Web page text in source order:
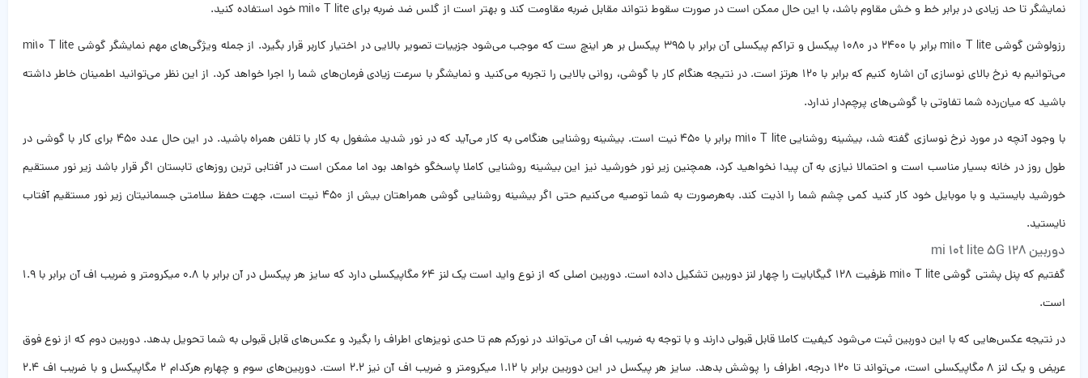
نمایشگر تا حد زیادی در برابر خط و خش مقاوم باشد، با این حال ممکن است در صورت سقوط نتواند مقابل ضربه مقاومت کند و بهتر است از گلس ضد ضربه برای mi10 T lite خود استفاده کنید.
رزولوشن گوشی mi10 T lite برابر با ۲۴۰۰ در ۱۰۸۰ پیکسل و تراکم پیکسلی آن برابر با ۳۹۵ پیکسل بر هر اینچ ست که موجب می‌شود جزییات تصویر بالایی در اختیار کاربر قرار بگیرد. از جمله ویژگی‌های مهم نمایشگر گوشی mi10 T lite
می‌توانیم به نرخ بالای نوسازی آن اشاره کنیم که برابر با ۱۲۰ هرتز است. در نتیجه هنگام کار با گوشی، روانی بالایی را تجربه می‌کنید و نمایشگر با سرعت زیادی فرمان‌های شما را اجرا خواهد کرد. از این نظر می‌توانید اطمینان خاطر داشته
باشید که میان‌رده شما تفاوتی با گوشی‌های پرچم‌دار ندارد.
با وجود آنچه در مورد نرخ نوسازی گفته شد، بیشینه روشنایی mi10 T lite برابر با ۴۵۰ نیت است. بیشینه روشنایی هنگامی به کار می‌آید که در نور شدید مشغول به کار با تلفن همراه باشید. در این حال عدد ۴۵۰ برای کار با گوشی در
طول روز در خانه بسیار مناسب است و احتمالا نیازی به آن پیدا نخواهید کرد، همچنین زیر نور خورشید نیز این بیشینه روشنایی کاملا پاسخگو خواهد بود اما ممکن است در آفتابی ترین روزهای تابستان اگر قرار باشد زیر نور مستقیم
خورشید بایستید و با موبایل خود کار کنید کمی چشم شما را اذیت کند. به‌هرصورت به شما توصیه می‌کنیم حتی اگر بیشینه روشنایی گوشی همراهتان بیش از ۴۵۰ نیت است، جهت حفظ سلامتی جسمانیتان زیر نور مستقیم آفتاب
نایستید.
دوربین mi 10t lite 5G 128
گفتیم که پنل پشتی گوشی mi10 T lite ظرفیت 128 گیگابایت را چهار لنز دوربین تشکیل داده است. دوربین اصلی که از نوع واید است یک لنز ۶۴ مگاپیکسلی دارد که سایز هر پیکسل در آن برابر با ۰.۸ میکرومتر و ضریب اف آن برابر با ۱.۹
است.
در نتیجه عکس‌هایی که با این دوربین ثبت می‌شود کیفیت کاملا قابل قبولی دارند و با توجه به ضریب اف آن می‌تواند در نورکم هم تا حدی نویزهای اطراف را بگیرد و عکس‌های قابل قبولی به شما تحویل بدهد. دوربین دوم که از نوع فوق
عریض و یک لنز ۸ مگاپیکسلی است، می‌تواند تا ۱۲۰ درجه، اطراف را پوشش بدهد. سایز هر پیکسل در این دوربین برابر با ۱.۱۲ میکرومتر و ضریب اف آن نیز ۲.۲ است. دوربین‌های سوم و چهارم هرکدام ۲ مگاپیکسل و با ضریب اف ۲.۴